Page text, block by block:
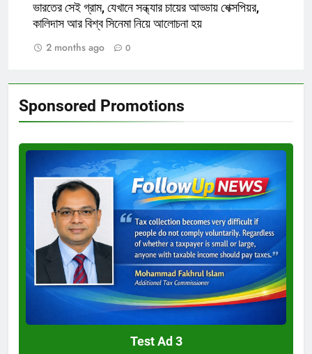
ভারতের সেই গ্রাম, যেখানে সন্ধ্যার চায়ের আড্ডায় শেক্সপিয়র,
কালিদাস আর বিশ্ব সিনেমা নিয়ে আলোচনা হয়
2 months ago
0
Sponsored Promotions
Test
Ad
3
Test Ad 3